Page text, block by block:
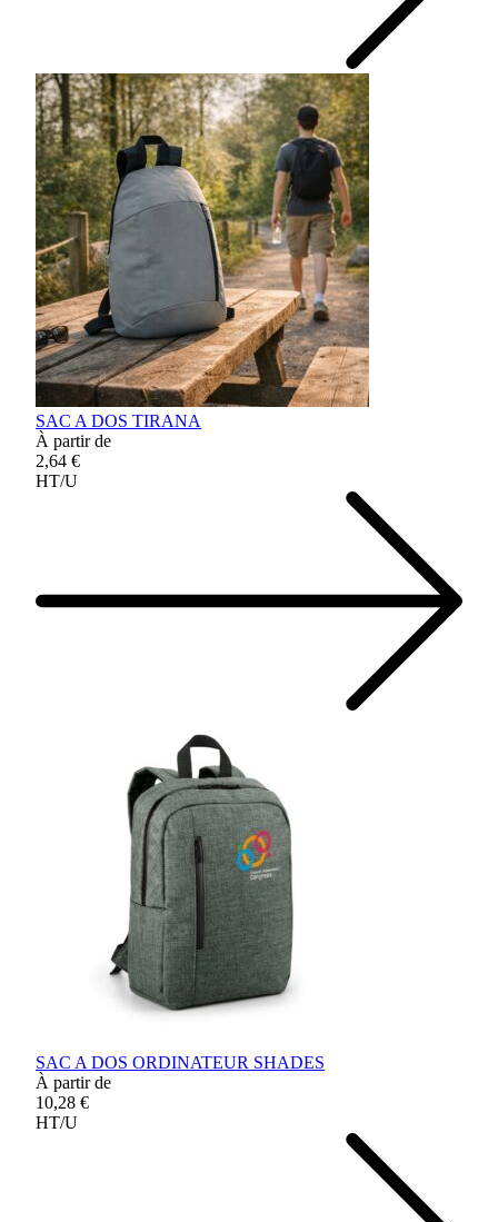
SAC A DOS TIRANA
À partir de
2,64 €
HT/U
SAC A DOS ORDINATEUR SHADES
À partir de
10,28 €
HT/U